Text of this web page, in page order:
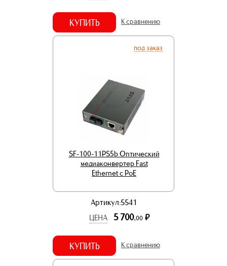
КУПИТЬ К сравнению
под заказ
SF-100-11PS5b Оптический
медиаконвертер Fast
Ethernet с PoE
Артикул:5541
ЦЕНА
5 700.00 р.
КУПИТЬ К сравнению